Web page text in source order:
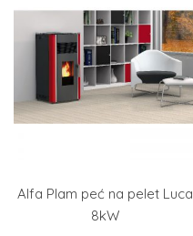
Alfa Plam peć na pelet Luca
8kW